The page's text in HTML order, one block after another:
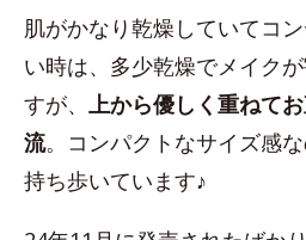
肌がかなり乾燥していてコ
い時は、多少乾燥でメイク
すが、 上から優しく重ねて
流。コンパクトなサイズ感
持ち歩いています♪